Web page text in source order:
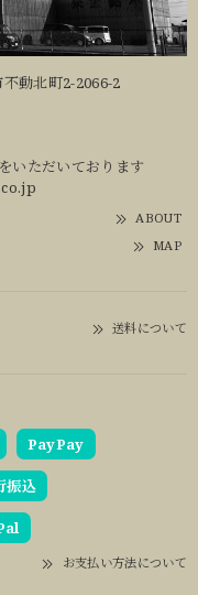
動北町2-2066-2
いただいております
ABOUT
MAP
送料について
PayPay
振込
お支払い方法について